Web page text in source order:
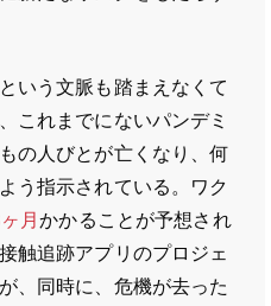
いう文脈も踏まえなくて
これまでにないパンデミ
の人びとが亡くなり、何
う指示されている。ワク
月かかることが予想され
触追跡アプリのプロジェ
、同時に、危機が去った